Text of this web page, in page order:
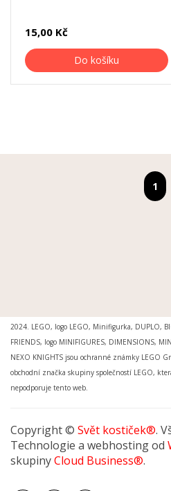
15,00 Kč
Do košíku
2024. LEGO, logo LEGO, Minifigurka, DUPLO,
FRIENDS, logo MINIFIGURES, DIMENSIONS,
NEXO KNIGHTS jsou ochranné známky LEGO
obchodní značka skupiny společností LEGO,
nepodporuje tento web.
Copyright © Svět kostiček®.
Technologie a webhosting od
skupinyCloud Business®.